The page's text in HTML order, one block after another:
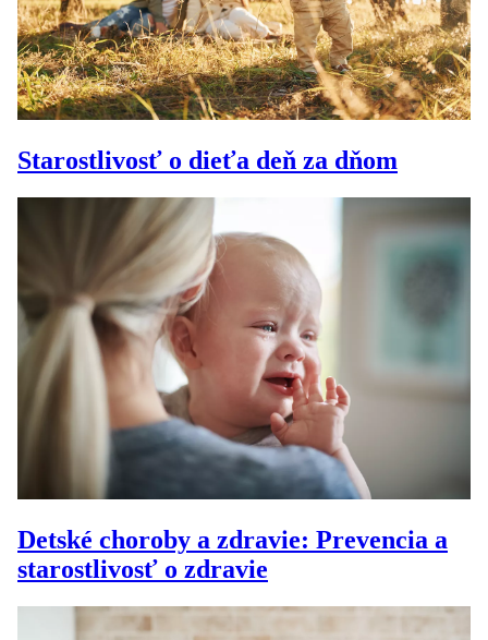
Starostlivosť o dieťa deň za dňom
Detské choroby a zdravie: Prevencia a
starostlivosť o zdravie